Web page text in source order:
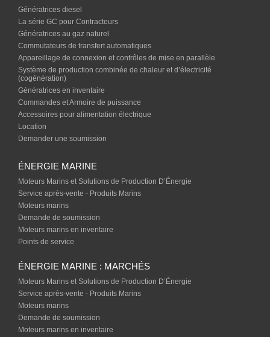
Génératrices diesel
La série GC pour Contracteurs
Génératrices au gaz naturel
Commutateurs de transfert automatiques
Appareillage de connexion et contrôles de mise en parallèle
Système de production combinée de chaleur et d’électricité
(cogénération)
Génératrices en inventaire
Commandes et Armoire de puissance
Accessoires pour alimentation électrique
Location
Demander une soumission
ÉNERGIE MARINE
Moteurs Marins et Solutions de Production D’Énergie
Service après-vente - Produits Marins
Moteurs marins
Demande de soumission
Moteurs marins en inventaire
Points de service
ÉNERGIE MARINE : MARCHÉS
Moteurs Marins et Solutions de Production D’Énergie
Service après-vente - Produits Marins
Moteurs marins
Demande de soumission
Moteurs marins en inventaire